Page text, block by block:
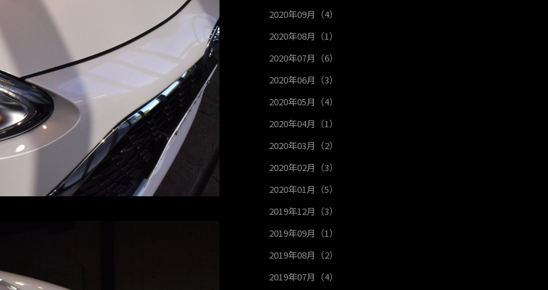
2020年09月（4）
2020年08月（1）
2020年07月（6）
2020年06月（3）
2020年05月（4）
2020年04月（1）
2020年03月（2）
2020年02月（3）
2020年01月（5）
2019年12月（3）
2019年09月（1）
2019年08月（2）
2019年07月（4）